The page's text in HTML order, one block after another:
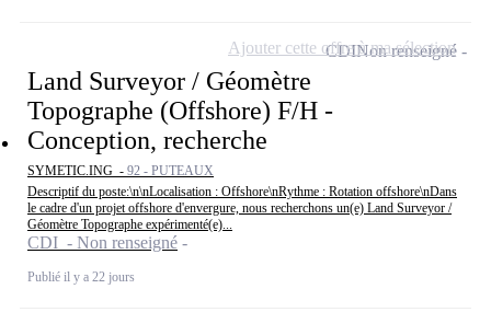
Land Surveyor / Géomètre
Topographe (Offshore) F/H -
Conception, recherche
SYMETIC.ING - 92 - PUTEAUX
Descriptif du poste:\n\nLocalisation : Offshore\nRythme : Rotation offshore\nDans
le cadre d'un projet offshore d'envergure, nous recherchons un(e) Land Surveyor /
Géomètre Topographe expérimenté(e)...
CDI - Non renseigné
Publié il y a 22 jours
CDINon renseigné
Ajouter cette offre à ma sélection